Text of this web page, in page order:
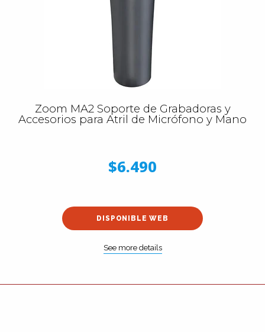
Zoom MA2 Soporte de Grabadoras y
Accesorios para Atril de Micrófono y Mano
$6.490
DISPONIBLE WEB
See more details